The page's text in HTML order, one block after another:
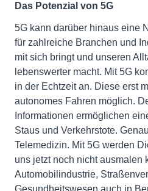
Das Potenzial von 5G
5G kann darüber hinaus eine
für zahlreiche Branchen und
mit sich bringt und unseren
lebenswerter macht. Mit 5G
in der Echtzeit an. Diese erst
autonomes Fahren möglich.
Informationen ermöglichen
Staus und Verkehrstote.
Telemedizin. Mit 5G werden
uns jetzt noch nicht ausmalen
Automobilindustrie,
Gesundheitswesen auch in